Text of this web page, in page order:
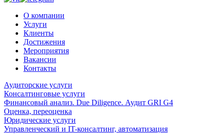
О компании
Услуги
Клиенты
Достижения
Мероприятия
Вакансии
Контакты
Аудиторские услуги
Консалтинговые услуги
Финансовый анализ. Due Diligence. Аудит GRI G4
Оценка, переоценка
Юридические услуги
Управленческий и IT-консалтинг, автоматизация